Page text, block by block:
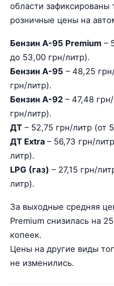
области зафиксированы
розничные цены на
Бензин А-95 Premium –
до 53,00 грн/литр).
Бензин А-95 – 48,25
грн/литр).
Бензин А-92 – 47,48
грн/литр).
ДТ – 52,75 грн/литр (от
ДТ Extra – 56,73 грн/
литр).
LPG (газ) – 27,15 грн/
литр).
За выходные средняя
Premium снизилась на
копеек.
Цены на другие виды
не изменились.